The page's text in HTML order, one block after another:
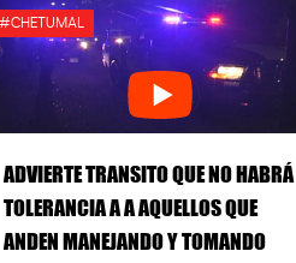
#CHETUMAL
ADVIERTE TRANSITO QUE NO HABRÁ
TOLERANCIA A A AQUELLOS QUE
ANDEN MANEJANDO Y TOMANDO